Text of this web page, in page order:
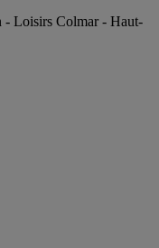
- Loisirs Colmar - Haut-